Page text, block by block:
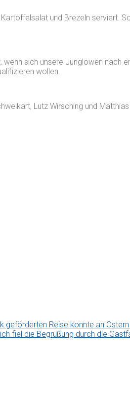
und Brezeln serviert.
sich unsere Junglöwen nach
wollen.
Lutz Wirsching und
Reise konnte an
fiel die Begrüßung durch die